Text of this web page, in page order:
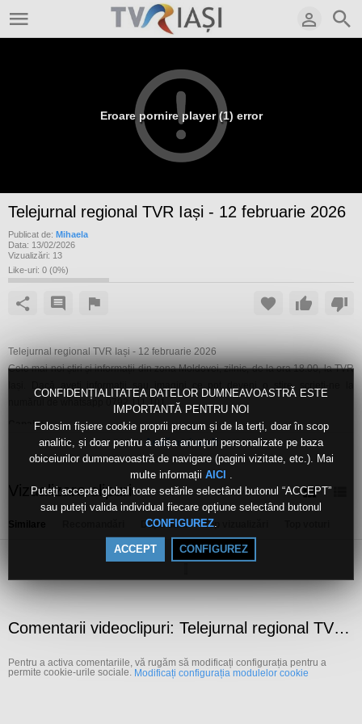
CONFIDENȚIALITATEA DATELOR DUMNEAVOASTRĂ ESTE
IMPORTANTĂ PENTRU NOI
Folosim fișiere cookie proprii precum și de la terți, doar în scop
analitic, și doar pentru a afișa anunțuri personalizate pe baza
obiceiurilor dumneavoastră de navigare (pagini vizitate, etc.). Mai
multe informații AICI
Puteți accepta global toate setările selectând butonul “ACCEPT”
sau puteți valida individual fiecare opțiune selectând butonul
CONFIGUREZ.
ACCEPT CONFIGUREZ
Eroare pornire player (1) error
Telejurnal regional TVR Iași - 12 februarie 2026
Publicat de: Mihaela
Data: 13/02/2026
Vizualizări: 13
Like-uri: 0 (0%)
Telejurnal regional TVR Iași - 12 februarie 2026
Cele mai noi știri și informații din zona Moldovei, zilnic, de la ora 18.00, la TVR
Iași. Dacă aveţi informaţii sau imagini ce pot deveni o ştire, scrieţi-ne la
numărul de whatsapp 0792 111 101.
Canale:
Jurnal Regional
Live
iasi
Arată mai mult
Vizualizare clipuri
După dată Top vizualizări
Comentarii videoclipuri: Telejurnal regional TVR Iași - 12 februarie 2026
Pentru a activa comentariile, vă rugăm să modificați configurația pentru a
permite cookie-urile sociale. Modificați configurația modulelor cookie